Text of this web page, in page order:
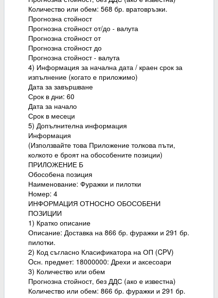
Количество или обем: 568 бр. вратовръзки.
Прогнозна стойност
Прогнозна стойност от/до - валута
Прогнозна стойност от
Прогнозна стойност до
Прогнозна стойност - валута
4) Информация за начална дата / краен срок за
изпълнение (когато е приложимо)
Дата за завършване
Срок в дни: 60
Дата за начало
Срок в месеци
5) Допълнителна информация
Информация
(Използвайте това Приложение толкова пъти,
колкото е броят на обособените позиции)
ПРИЛОЖЕНИЕ Б
Обособена позиция
Наименование: Фуражки и пилотки
Номер: 4
ИНФОРМАЦИЯ ОТНОСНО ОБОСОБЕНИ
ПОЗИЦИИ
1) Кратко описание
Описание: Доставка на 866 бр. фуражки и 291 бр.
пилотки.
2) Код съгласно Класификатора на ОП (CPV)
Oсн. предмет: 18000000: Дрехи и аксесоари
3) Количество или обем
Прогнозна стойност, без ДДС (ако е известна)
Количество или обем: 866 бр. фуражки и 291 бр.